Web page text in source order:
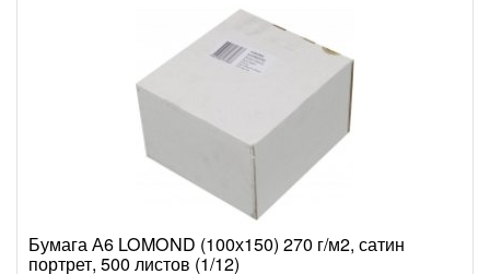
Бумага А6 LOMOND (100х150) 270 г/м2, сатин
портрет, 500 листов (1/12)